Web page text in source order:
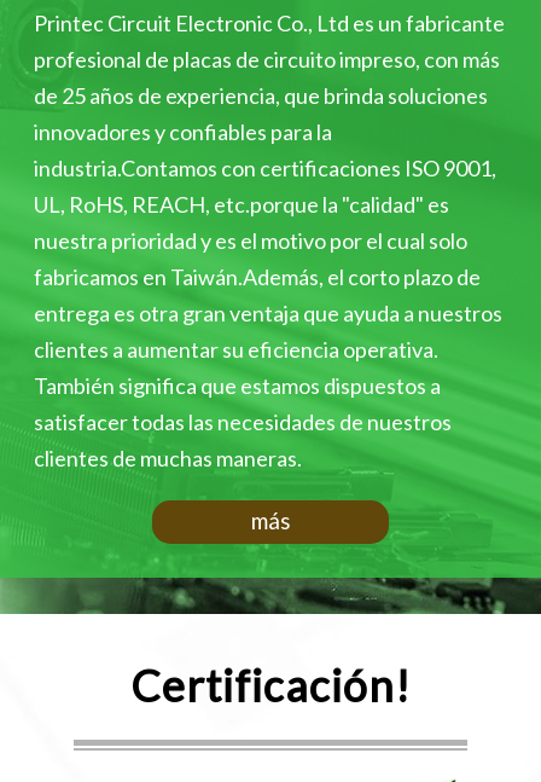
Printec Circuit Electronic Co., Ltd es un fabricante
profesional de placas de circuito impreso, con más
de 25 años de experiencia, que brinda soluciones
innovadores y confiables para la
industria.Contamos con certificaciones ISO 9001,
UL, RoHS, REACH, etc.porque la "calidad" es
nuestra prioridad y es el motivo por el cual solo
fabricamos en Taiwán.Además, el corto plazo de
entrega es otra gran ventaja que ayuda a nuestros
clientes a aumentar su eficiencia operativa.
También significa que estamos dispuestos a
satisfacer todas las necesidades de nuestros
clientes de muchas maneras.
más
Certificación!